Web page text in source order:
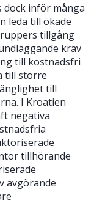
dock inför många
leda till ökade
tillgång
krav
till kostnadsfri
till större
till
I Kroatien
negativa
tillhörande
avgörande